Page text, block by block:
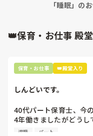
てました。注射の数が
たまに、職場の人に足
とあります(笑)。
良くするかということ
温を下げないと」寝れ
寝落ちできるかどうか
「睡眠」の
👑保育・お仕事 殿
保育・お仕事 👑殿堂入り
しんどいです。
40代パート保育士、今
4年働きましたがどうし
退職しようと思っていま
退職 パート